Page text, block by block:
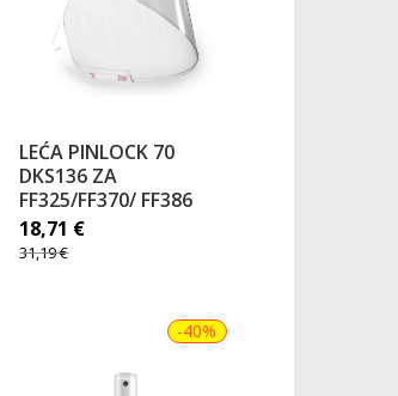
LEĆA PINLOCK 70
DKS136 ZA
FF325/FF370/ FF386
18,71 €
31,19€
-40%